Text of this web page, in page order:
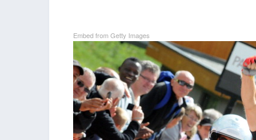
Embed from Getty Images